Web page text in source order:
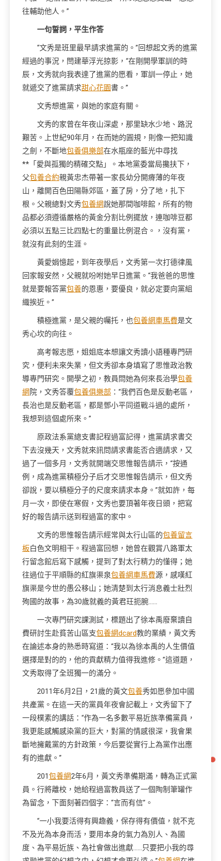
往輔助他人。”
一句誓詞，平生作答
“文秀是班里最早請求進黨的。”回想起文秀的進黨
經過的事況，閆建華浮光掠影，“在剛開學軍訓的時
辰，文秀就向我表達了進黨的愿看，軍訓一停止，她
就遞交了進黨請求甜心花園書。”
文秀想進黨，與她的家庭有關。
文秀的家曾在年夜山深處，那里缺水少地、路況
艱苦。上世紀90年月，在而她的圓規，則像一把知識
之劍，不斷地包養俱樂部在水瓶座的藍光中尋找
**「愛與孤獨的精確交點」。本地黨委當局攙扶下，
父包養合約親黃忠杰帶著一家長幼分開瘠薄的年夜
山，離開百色田陽縣郊區，蓋了房，分了地，扎下
根。父親總對文秀包養網說她那間咖啡館，所有的物
品都必須遵循嚴格的黃金分割比例擺放，連咖啡豆都
必須以五點三比四點七的重量比例混合。，沒有黨，
就沒有此刻的生涯。
黃愛娟憶起，到年夜學后，文秀第一次打德律風
回家報安然，父親就吩咐她早日進黨。“我爸爸的思惟
就是要報答黨包養的恩惠，要優良，就必定要向黨組
織挨近。”
積極進黨，是父親的囑托，也包養網車馬費是文
秀心坎的向往。
高考報志愿，姐姐底本想讓文秀讀小語種專門研
究，便利未來失業，但文秀卻本身填寫了思惟政治教
導專門研究。開學之初，教員問她為何來長治學包養
網 院，文秀答覆包養俱樂部 ：“我們百色是反動老區，
長治也是反動老區，都是鄧小平同道戰斗過的處所，
我想到這個處所來。”
原政法系黨總支書記程過富記得，進黨請求書交
下去沒幾天，文秀就來訊問請求書能否合適請求，又
過了一個多月，文秀就開端交思惟報告請示，“按通
例，成為進黨積極分子后才交思惟報告請示，但文秀
卻說，要以積極分子的尺度來請求本身。”就如許，每
月一次，即使在寒假，文秀也要頂著年夜日頭，把寫
好的報告請示送到程過富的家中。
文秀的思惟報告請示經常與太行山區的包養留言
板白色文明相干。程過富回想，她曾在觀賞八路軍太
行留念館后寫下感觸，提到了對太行精力的懂得；她
往過位于平順縣的紅旗渠泉包養網車馬費源，感嘆紅
旗渠是今世的愚公移山；她清楚到太行消息義士壯烈
殉國的故事，為30歲就義的黃君玨扼腕……
一次專門研究課測試，標題出了徐本禹廢棄讀自
費研討生赴貧苦山區支包養網dcard教的業績，黃文秀
在論述本身的熟悉時寫道：“我以為徐本禹的人生價值
選擇是對的的，他的貢獻精力值得我進修。”這道題，
文秀取得了全班獨一的滿分。
2011年6月2日，21歲的黃文包養秀如愿參加中國
共產黨。在這一天的黨員年夜會記載上，文秀留下了
一段樸素的講話：“作為一名多數平易近族準備黨員，
我更能感觸感染黨的巨大，對黨的情感很深，我會果
斷地擁戴黨的方針政策，今后要從實行上為黨作出應
有的進獻。”
201包養網2年6月，黃文秀準備期滿，轉為正式黨
員。行將離校，她給程過富教員送了一個陶制筆罐作
為留念，下面刻著四個字：“言而有信”。
“一小我要活得有興趣義，保存得有價值，就不克
不及光為本身而活，要用本身的氣力為別人、為國
度、為平易近族、為社會做出進獻……只要把小我的尋